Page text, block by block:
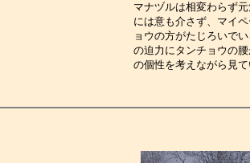
マナヅルは相変わらず
には意も介さず、マイ
ョウの方がたじろいで
の迫力にタンチョウの
の個性を考えな